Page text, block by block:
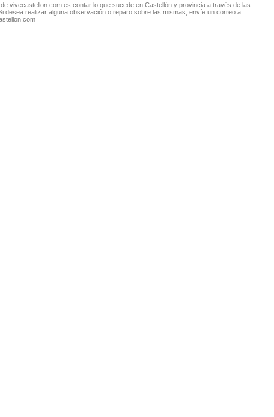
de vivecastellon.com es contar lo que sucede en Castellón y provincia a través de las
desea realizar alguna observación o reparo sobre las mismas, envíe un correo a